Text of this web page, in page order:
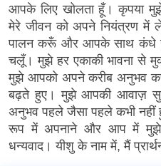
आपके लिए खोलता हूँ। कृपया
मेरे जीवन को अपने नियंत्रण में
पालन करूँ और आपके साथ कंधे से
चलूँ। मुझे हर एकाकी भावना से
मुझे आपको अपने करीब अनुभव
बढ़ते हुए। मुझे आपकी आवाज़
अनुभव पहले जैसा पहले कभी
रूप में अपनाने और आप में
धन्यवाद। यीशु के नाम में, मैं